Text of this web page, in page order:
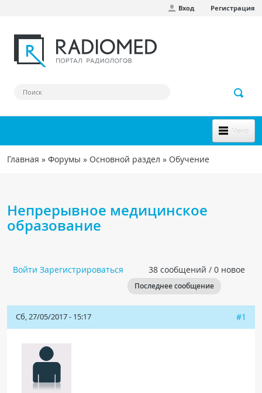
Вход Регистрация
Меню
НОВОЕ НА САЙТЕ
Форум
Чат RADIOMED
ОБРАЗОВАНИЕ
Презентации
Публикации
Видео
Вы здесь
Главная » Форумы » Основной раздел » Обучение
Непрерывное медицинское
образование
38 сообщений / 0 новое
Войти Зарегистрироваться
Последнее сообщение
Сб, 27/05/2017 - 15:17 #1